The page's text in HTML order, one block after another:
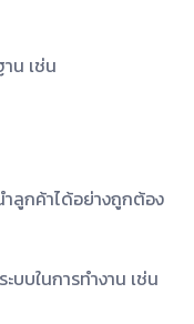
น เช่น
ำลูกค้าได้อย่างถูกต้อง
บบในการทำงาน เช่น